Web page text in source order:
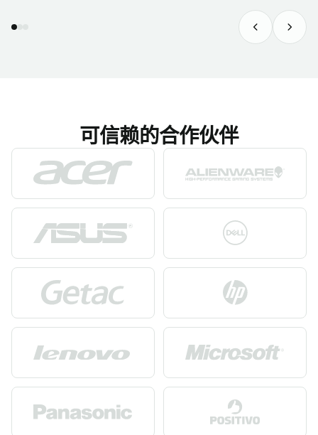
PreviousNext
可信赖的合作伙伴